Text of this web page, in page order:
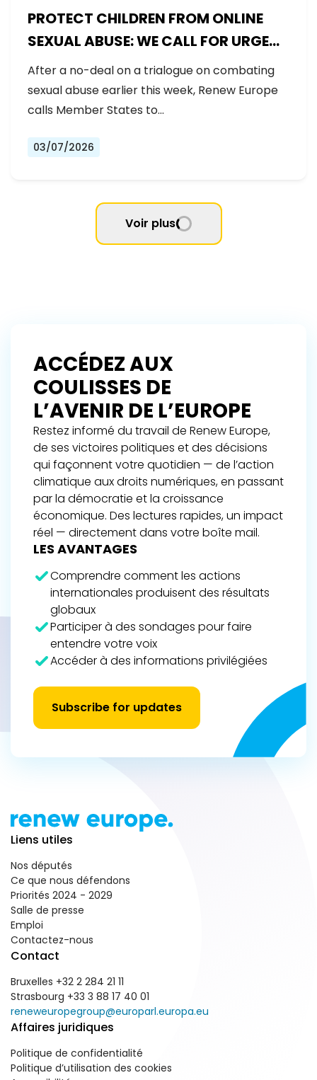
PROTECT CHILDREN FROM ONLINE
SEXUAL ABUSE: WE CALL FOR URGENT
NEGOTIATIONS AND PERMANENT
SOLUTION
After a no-deal on a trialogue on combating
sexual abuse earlier this week, Renew Europe
calls Member States to…
03/07/2026
Voir plus
ACCÉDEZ AUX
COULISSES DE
L’AVENIR DE L’EUROPE
Restez informé du travail de Renew Europe,
de ses victoires politiques et des décisions
qui façonnent votre quotidien — de l’action
climatique aux droits numériques, en passant
par la démocratie et la croissance
économique. Des lectures rapides, un impact
réel — directement dans votre boîte mail.
LES AVANTAGES
Comprendre comment les actions
internationales produisent des résultats
globaux
Participer à des sondages pour faire
entendre votre voix
Accéder à des informations privilégiées
Subscribe for updates
Liens utiles
Nos députés
Ce que nous défendons
Priorités 2024 - 2029
Salle de presse
Emploi
Contactez-nous
Contact
Bruxelles +32 2 284 21 11
Strasbourg +33 3 88 17 40 01
reneweuropegroup@europarl.europa.eu
Affaires juridiques
Politique de confidentialité
Politique d’utilisation des cookies